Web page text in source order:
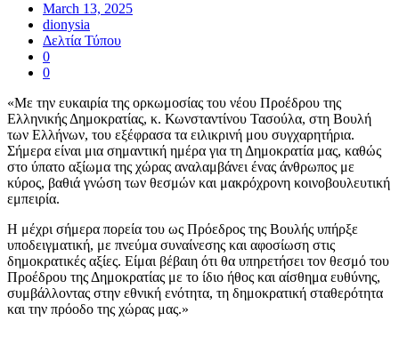
March 13, 2025
dionysia
Δελτία Τύπου
0
0
«Με την ευκαιρία της ορκωμοσίας του νέου Προέδρου της
Ελληνικής Δημοκρατίας, κ. Κωνσταντίνου Τασούλα, στη Βουλή
των Ελλήνων, του εξέφρασα τα ειλικρινή μου συγχαρητήρια.
Σήμερα είναι μια σημαντική ημέρα για τη Δημοκρατία μας, καθώς
στο ύπατο αξίωμα της χώρας αναλαμβάνει ένας άνθρωπος με
κύρος, βαθιά γνώση των θεσμών και μακρόχρονη κοινοβουλευτική
εμπειρία.
Η μέχρι σήμερα πορεία του ως Πρόεδρος της Βουλής υπήρξε
υποδειγματική, με πνεύμα συναίνεσης και αφοσίωση στις
δημοκρατικές αξίες. Είμαι βέβαιη ότι θα υπηρετήσει τον θεσμό του
Προέδρου της Δημοκρατίας με το ίδιο ήθος και αίσθημα ευθύνης,
συμβάλλοντας στην εθνική ενότητα, τη δημοκρατική σταθερότητα
και την πρόοδο της χώρας μας.»